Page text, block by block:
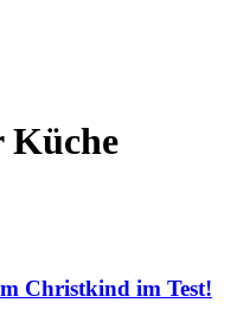
Küche
Christkind im Test!